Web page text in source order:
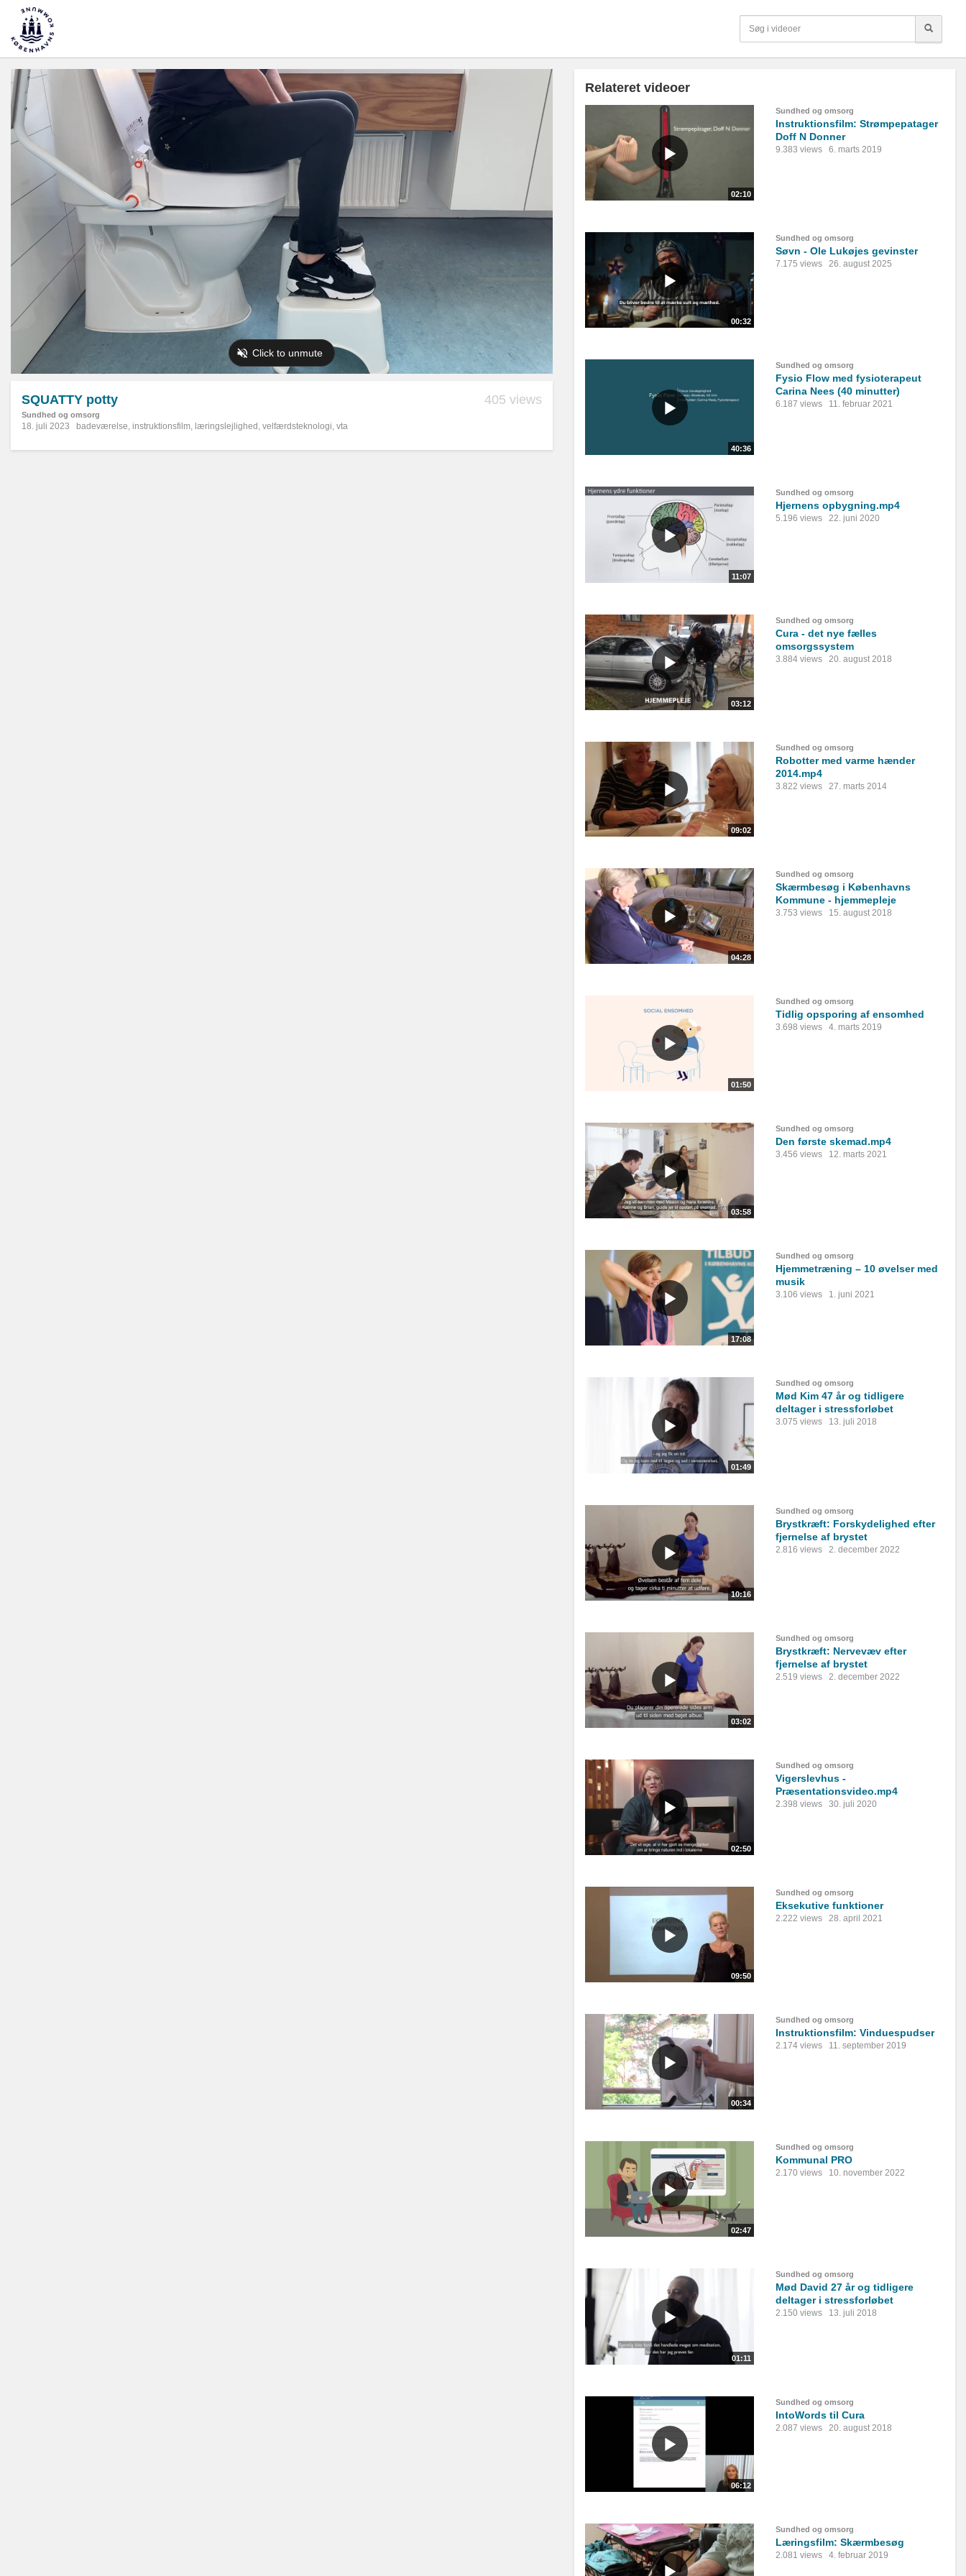
SQUATTY potty
Sundhed og omsorg
405 views
18. juli 2023 badeværelse, instruktionsfilm, læringslejlighed , velfærdsteknologi, vta
Relateret videoer
02:10
Sundhed og omsorg
Instruktionsfilm: Strømpepatager
Doff N Donner
9.383 views 6. marts 2019
00:32
Sundhed og omsorg
Søvn - Ole Lukøjes gevinster
7.175 views 26. august 2025
40:36
Sundhed og omsorg
Fysio Flow med fysioterapeut
Carina Nees (40 minutter)
6.187 views 11. februar 2021
11:07
Sundhed og omsorg
Hjernens opbygning.mp4
5.196 views 22. juni 2020
03:12
Sundhed og omsorg
Cura - det nye fælles
omsorgssystem
3.884 views 20. august 2018
09:02
Sundhed og omsorg
Robotter med varme hænder
2014.mp4
3.822 views 27. marts 2014
04:28
Sundhed og omsorg
Skærmbesøg i Københavns
Kommune - hjemmepleje
3.753 views 15. august 2018
01:50
Sundhed og omsorg
Tidlig opsporing af ensomhed
3.698 views 4. marts 2019
03:58
Sundhed og omsorg
Den første skemad.mp4
3.456 views 12. marts 2021
17:08
Sundhed og omsorg
Hjemmetræning – 10 øvelser med
musik
3.106 views 1. juni 2021
01:49
Sundhed og omsorg
Mød Kim 47 år og tidligere
deltager i stressforløbet
3.075 views 13. juli 2018
10:16
Sundhed og omsorg
Brystkræft: Forskydelighed efter
fjernelse af brystet
2.816 views 2. december 2022
03:02
Sundhed og omsorg
Brystkræft: Nervevæv efter
fjernelse af brystet
2.519 views 2. december 2022
02:50
Sundhed og omsorg
Vigerslevhus -
Præsentationsvideo.mp4
2.398 views 30. juli 2020
09:50
Sundhed og omsorg
Eksekutive funktioner
2.222 views 28. april 2021
00:34
Sundhed og omsorg
Instruktionsfilm: Vinduespudser
2.174 views 11. september 2019
02:47
Sundhed og omsorg
Kommunal PRO
2.170 views 10. november 2022
01:11
Sundhed og omsorg
Mød David 27 år og tidligere
deltager i stressforløbet
2.150 views 13. juli 2018
06:12
Sundhed og omsorg
IntoWords til Cura
2.087 views 20. august 2018
Sundhed og omsorg
Læringsfilm: Skærmbesøg
2.081 views 4. februar 2019